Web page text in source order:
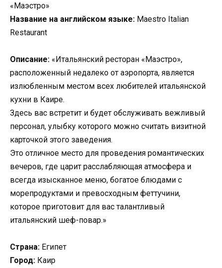
«Маэстро»
Название на английском языке: Maestro Italian
Restaurant
Описание: «Итальянский ресторан «Маэстро»,
расположенный недалеко от аэропорта, является
излюбленным местом всех любителей итальянской
кухни в Каире.
Здесь вас встретит и будет обслуживать вежливый
персонал, улыбку которого можно считать визитной
карточкой этого заведения.
Это отличное место для проведения романтических
вечеров, где царит расслабляющая атмосфера и
всегда изысканное меню, богатое блюдами с
морепродуктами и превосходным феттучини,
которое приготовит для вас талантливый
итальянский шеф-повар.»
Страна: Египет
Город: Каир